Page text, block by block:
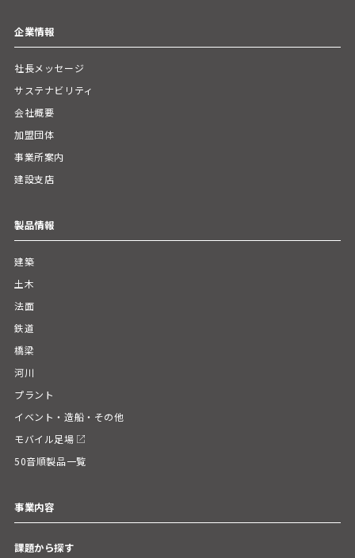
企業情報
社長メッセージ
サステナビリティ
会社概要
加盟団体
事業所案内
建設支店
製品情報
建築
土木
法面
鉄道
橋梁
河川
プラント
イベント・造船・その他
モバイル足場
50音順製品一覧
事業内容
課題から探す